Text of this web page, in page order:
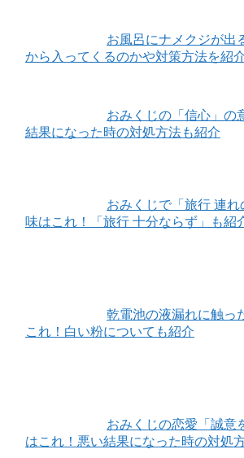
お風呂にナメクジが出
から入ってくるのかや対策方法を紹
おみくじの「信心」の
結果になった時の対処方法も紹介
おみくじで「旅行 連
味はこれ！「旅行 十分ならず」も紹
乾電池の液漏れに触っ
これ！白い粉についても紹介
おみくじの恋愛「誠意
はこれ！悪い結果になった時の対処